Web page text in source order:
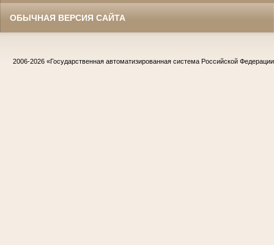
ОБЫЧНАЯ ВЕРСИЯ САЙТА
2006-2026 «Государственная автоматизированная система Российской